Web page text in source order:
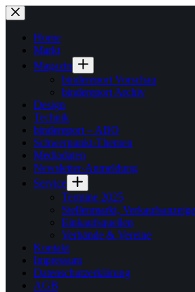
Zum
Inhalt
springenHome
Markt
Magazin
bindereport Vorschau
bindereport Archiv
Design
Technik
bindereport – ABO
Schwerpunkt-Themen
Mediadaten
Newsletter-Anmeldung
Service
Termine 2025
Stellenmarkt,
Einkaufsquellen
Verbände & Vereine
Kontakt
Impressum
Datenschutzerklärung
AGB